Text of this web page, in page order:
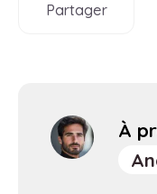
Partager
À